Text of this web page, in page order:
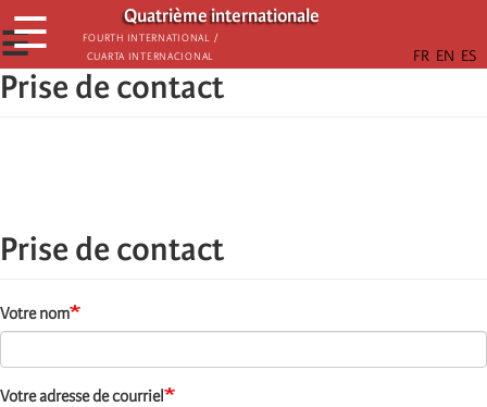
Aller
au
contenu
principal
Quatrième internationale
Fourth International /
Cuarta Internacional
☰
☰
Prise de contact
Prise de contact
Votre nom
Votre adresse de courriel